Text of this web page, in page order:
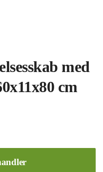
med
cm